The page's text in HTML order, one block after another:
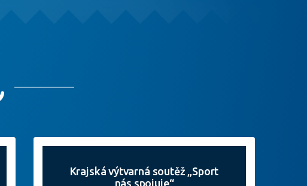
Krajská výtvarná soutěž „Sport
nás spojuje“